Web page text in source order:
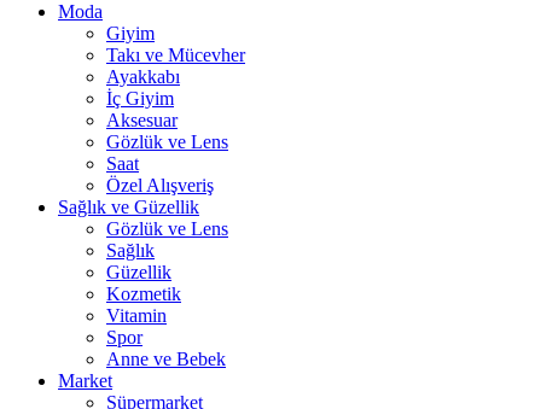
Moda
Giyim
Takı ve Mücevher
Ayakkabı
İç Giyim
Aksesuar
Gözlük ve Lens
Saat
Özel Alışveriş
Sağlık ve Güzellik
Gözlük ve Lens
Sağlık
Güzellik
Kozmetik
Vitamin
Spor
Anne ve Bebek
Market
Süpermarket